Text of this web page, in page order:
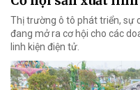
Thị trường ô tô phát triển, sự
đang mở ra cơ hội cho các
linh kiện điện tử.